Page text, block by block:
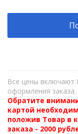
Все цены включают
оформления заказа.
Обратите
картой
положив Товар в
заказа - 2000